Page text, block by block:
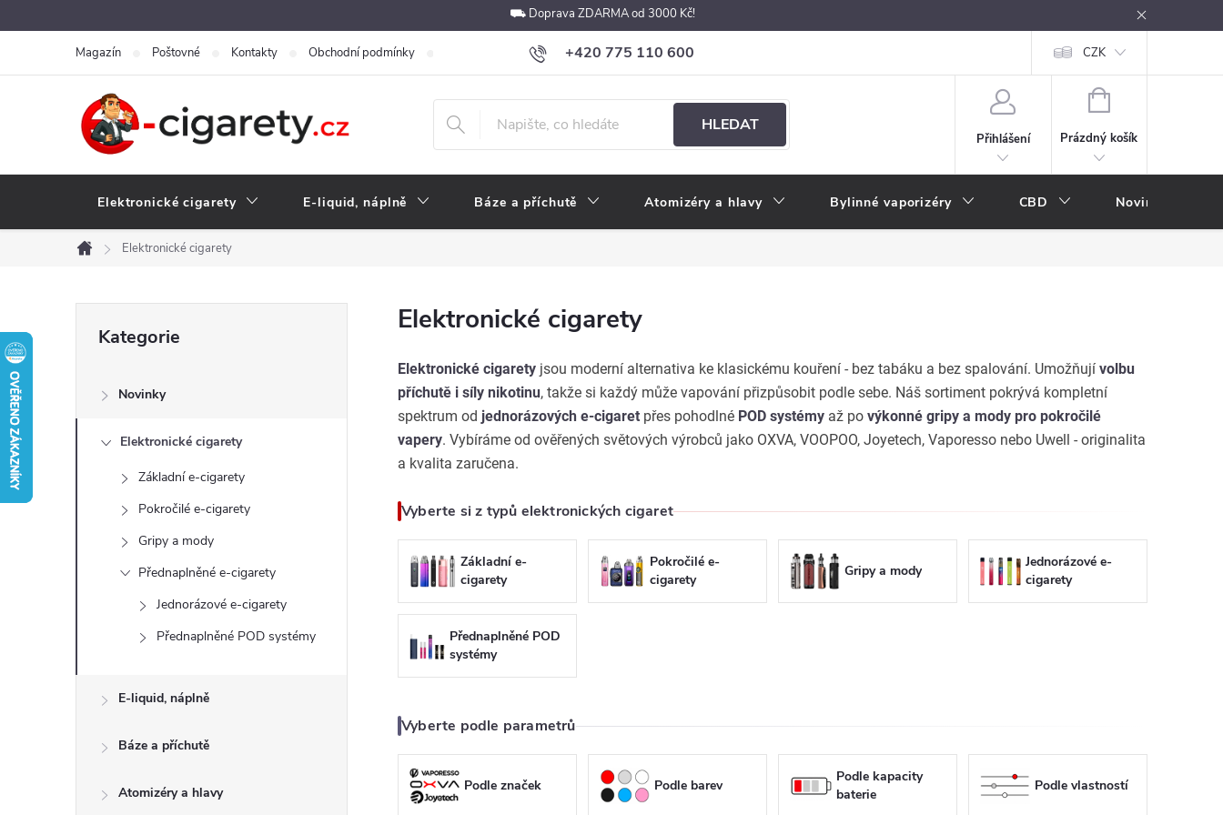
na
⛟ Doprava ZDARMA od 3000 Kč!
+420 775 110 600
obchod@e-cigarety.cz
Magazín Poštovné Kontakty Obchodní podmínky Podmínky ochrany osobních údajů Velkoobchod Vše o e-kouření Nákupní rádce
CZK
HLEDAT
Přihlášení
NÁKUPNÍ
Prázdný košík
Elektronické cigarety E-liquid, náplně Báze a příchutě Atomizéry a hlavy Bylinné vaporizéry CBD Novinky
Domů
Elektronické cigarety
s
í
kategorie
Kategorie
Novinky
Elektronické cigarety
Základní e-cigarety
Pokročilé e-cigarety
Gripy a mody
Přednaplněné e-cigarety
Jednorázové e-cigarety
Přednaplněné POD systémy
E-liquid, náplně
Báze a příchutě
Atomizéry a hlavy
Elektronické cigarety
Elektronické cigarety jsou moderní alternativa ke klasickému kouření - bez tabáku a bez spalování. Umožňují volbu
příchutě i síly nikotinu, takže si každý může vapování přizpůsobit podle sebe. Náš sortiment pokrývá kompletní
spektrum od jednorázových e-cigaret přes pohodlné POD systémy až po výkonné gripy a mody pro pokročilé
vapery. Vybíráme od ověřených světových výrobců jako OXVA, VOOPOO, Joyetech, Vaporesso nebo Uwell - originalita
a kvalita zaručena.
Vyberte si z typů elektronických cigaret
Základní e-
cigarety
Pokročilé e-
cigarety
Gripy a mody
Jednorázové e-
cigarety
Přednaplněné POD
systémy
Vyberte podle parametrů
Podle značek Podle barev
Podle kapacity
baterie
Podle vlastností